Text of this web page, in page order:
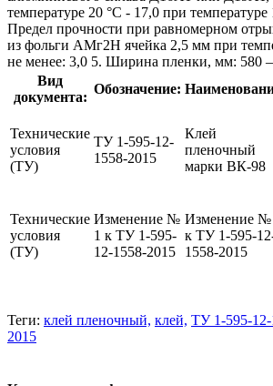
температуре 20 °С - 17,0 при температуре
Предел прочности при равномерном
из фольги АМг2Н ячейка 2,5 мм при
не менее: 3,0 5. Ширина пленки, мм: 580
Вид
документа:
Обозначение:
Технические
условия
(ТУ)
ТУ 1-595-12-
1558-2015
Клей
пленочный
марки ВК-98
Технические
условия
(ТУ)
Изменение №
1 к ТУ 1-595-
12-1558-2015
Изменение №
к ТУ 1-595-
1558-2015
Теги: клей пленочный, клей, ТУ 1-595-12-
2015